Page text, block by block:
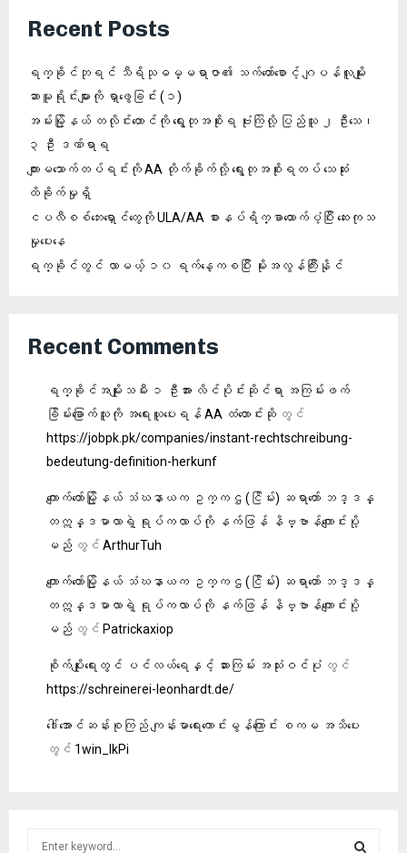
Recent Posts
ရက္ခိုင်ဘုရင် သီရိသုဓမ္မရာဇာ၏ သက်တော်စောင့် ဂျပန်လူမျိုး
ဆာမူရိုင်းများကို ရှာဖွေခြင်း (၁)
အမ်းမြို့နယ် တလိုင်းတောင်ကို ရွေးတုအစိုးရ ဗုံးကြဲလို့ ပြည်သူ ၂ ဦးသေ၊
၃ ဦး ဒဏ်ရာရ
ကျားမသောက်တပ်ရင်းကို AA တိုက်ခိုက်လို့ ရွေးတုအစိုးရတပ် သေဆုံး
ထိခိုက်မှုရှိ
ငပလီစစ်ဘေးရှောင်တွေကို ULA/AA စားနပ်ရိက္ခာထောက်ပံ့ပြီး ဆေးကုသ
မှုပေးနေ
ရက္ခိုင်တွင် လာမယ့် ၁၀ ရက်နေ့ကစပြီး မိုးအလွန်ကြီးနိုင်
Recent Comments
ရက္ခိုင်အမျိုးသမီး ၁ ဦးအား လိင်ပိုင်းဆိုင်ရာ အကြမ်းဖက်
ခြိမ်းခြောက်သူကို အရေးယူပေးရန် AA ထံတောင်းဆို တွင်
https://jobpk.pk/companies/instant-rechtschreibung-
bedeutung-definition-herkunf
ကျောက်တော်မြို့နယ် သံဃနာယက ဥက္ကဌ (ငြိမ်း) ဆရာတော် ဘဒ္ဒန္
တဣန္ဒမာလာရဲ့ ရုပ်ကလာပ်ကို နက်ဖြန် နိဗ္ဗာန်ကျောင်းပို့
မည် တွင် ArthurTuh
ကျောက်တော်မြို့နယ် သံဃနာယက ဥက္ကဌ (ငြိမ်း) ဆရာတော် ဘဒ္ဒန္
တဣန္ဒမာလာရဲ့ ရုပ်ကလာပ်ကို နက်ဖြန် နိဗ္ဗာန်ကျောင်းပို့
မည် တွင် Patrickaxiop
စိုက်ပျိုးရေးတွင် ပင်လယ်ရေနှင့် ဆားကြမ်း အသုံးဝင်ပုံ တွင်
https://schreinerei-leonhardt.de/
ဒေါ်အောင်ဆန်းစုကြည် ကျန်းမာရေးကောင်းမွန်ကြောင်း စကမ အသိပေး
တွင် 1win_lkPi